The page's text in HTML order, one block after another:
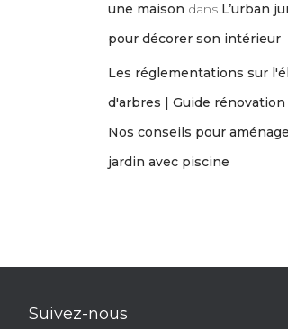
une maison dans L’urban
pour décorer son intérieur
Les réglementations sur
d'arbres | Guide rénovation
Nos conseils pour
jardin avec piscine
Suivez-nous